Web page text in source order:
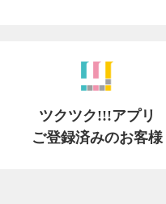
ツクツク!!!アプリ
ご登録済みのお客様